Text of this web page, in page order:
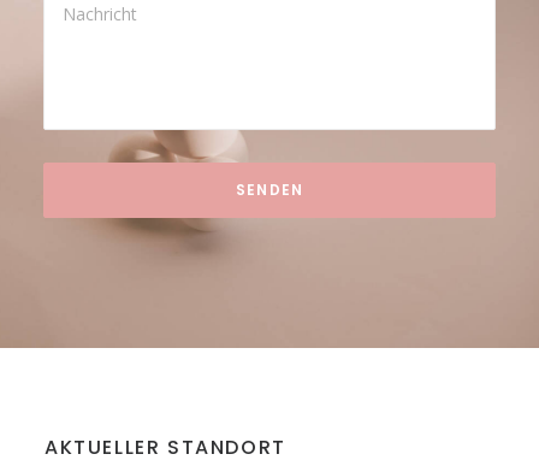
AKTUELLER STANDORT